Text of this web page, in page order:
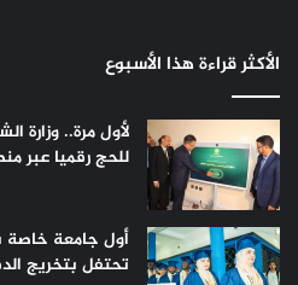
الأكثر قراءة هذا الأسبوع
لأول مرة.. وزارة
للحج رقميا عبر
أول جامعة خاصة
تحتفل بتخريج الدفعة 23 من